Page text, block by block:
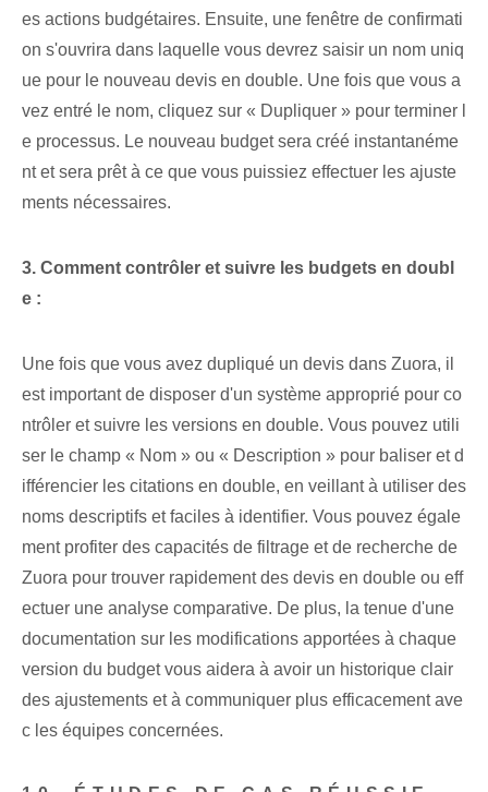
es actions budgétaires. Ensuite, une fenêtre de confirmati
on s'ouvrira dans laquelle vous devrez saisir un nom uniq
ue pour le nouveau devis en double. Une fois que vous a
vez entré le nom, cliquez sur « Dupliquer » pour terminer l
e processus. Le nouveau budget sera créé instantanéme
nt et sera prêt à ce que vous puissiez effectuer les ajuste
ments nécessaires.
3. Comment contrôler et suivre les budgets en doubl
e :
Une fois que vous avez dupliqué un devis dans Zuora, il
est important de disposer d'un système approprié pour co
ntrôler et suivre les versions en double. Vous pouvez utili
ser le champ « Nom » ou « Description » pour baliser‌ et ‌d
ifférencier les citations en double⁤, en veillant à utiliser des
noms descriptifs et faciles à identifier. ⁣Vous pouvez égale
ment profiter des capacités de filtrage et de recherche de
Zuora ⁢pour trouver rapidement des devis en double ou eff
ectuer une analyse comparative. De plus, la tenue d'une
documentation sur les modifications apportées à chaque
version du budget vous aidera à avoir un historique clair
des ajustements et à communiquer plus efficacement ave
c les équipes concernées.